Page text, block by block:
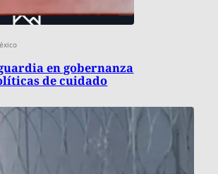
en gobernanza
de cuidado